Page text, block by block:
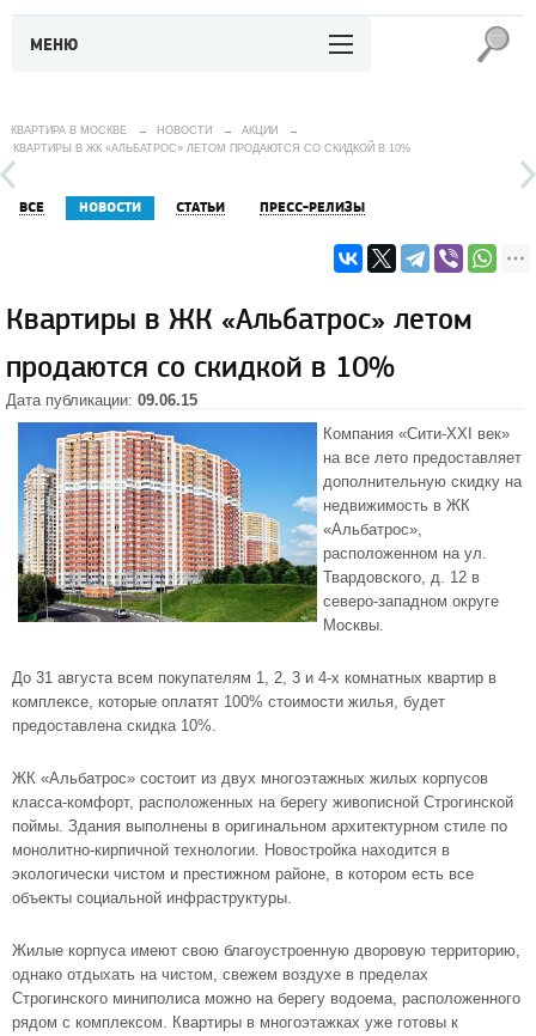
МЕНЮ
КВАРТИРА В МОСКВЕ → НОВОСТИ → АКЦИИ
→
КВАРТИРЫ В ЖК «АЛЬБАТРОС» ЛЕТОМ ПРОДАЮТСЯ СО СКИДКОЙ В 10%
ВСЕ НОВОСТИ СТАТЬИ ПРЕСС-РЕЛИЗЫ
Квартиры в ЖК «Альбатрос» летом
продаются со скидкой в 10%
Дата публикации: 09.06.15
Компания «Сити-XXI век»
на все лето предоставляет
дополнительную скидку на
недвижимость в ЖК
«Альбатрос»,
расположенном на ул.
Твардовского, д. 12 в
северо-западном округе
Москвы.
До 31 августа всем покупателям 1, 2, 3 и 4-х комнатных квартир в
комплексе, которые оплатят 100% стоимости жилья, будет
предоставлена скидка 10%.
ЖК «Альбатрос» состоит из двух многоэтажных жилых корпусов
класса-комфорт, расположенных на берегу живописной Строгинской
поймы. Здания выполнены в оригинальном архитектурном стиле по
монолитно-кирпичной технологии. Новостройка находится в
экологически чистом и престижном районе, в котором есть все
объекты социальной инфраструктуры.
Жилые корпуса имеют свою благоустроенную дворовую территорию,
однако отдыхать на чистом, свежем воздухе в пределах
Строгинского миниполиса можно на берегу водоема, расположенного
рядом с комплексом. Квартиры в многоэтажках уже готовы к